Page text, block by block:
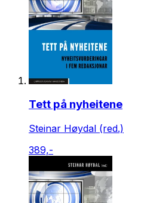
Tett på nyheitene
Steinar Høydal (red.)
389,-